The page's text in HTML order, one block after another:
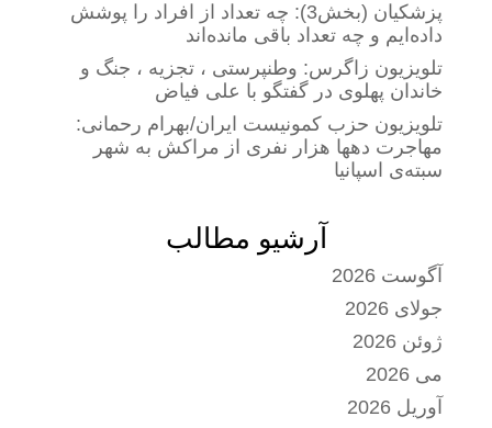
پزشکیان (بخش3): چه تعداد از افراد را پوشش
داده‌ایم و چه تعداد باقی مانده‌اند
تلویزیون زاگرس: وطنپرستی ، تجزیه ، جنگ و
خاندان پهلوی در گفتگو با علی فیاض
تلویزیون حزب کمونیست ایران/بهرام رحمانی:
مهاجرت دهها هزار نفری از مراکش به شهر
سبته‌ی اسپانیا
آرشیو مطالب
آگوست 2026
جولای 2026
ژوئن 2026
می 2026
آوریل 2026